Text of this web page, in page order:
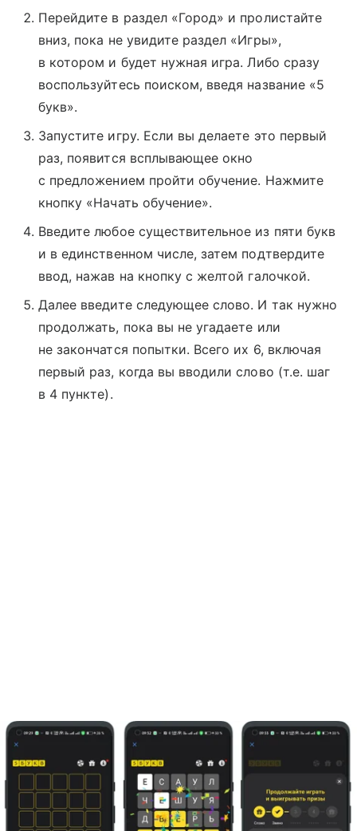
Перейдите в раздел «Город» и пролистайте
вниз, пока не увидите раздел «Игры»,
в котором и будет нужная игра. Либо сразу
воспользуйтесь поиском, введя название «5
букв».
Запустите игру. Если вы делаете это первый
раз, появится всплывающее окно
с предложением пройти обучение. Нажмите
кнопку «Начать обучение».
Введите любое существительное из пяти букв
и в единственном числе, затем подтвердите
ввод, нажав на кнопку с желтой галочкой.
Далее введите следующее слово. И так нужно
продолжать, пока вы не угадаете или
не закончатся попытки. Всего их 6, включая
первый раз, когда вы вводили слово (т.е. шаг
в 4 пункте).